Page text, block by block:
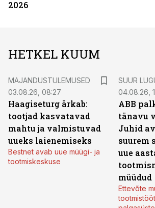
2026
HETKEL KUUM
MAJANDUSTULEMUSED
03.08.26, 08:27
Haagiseturg ärkab:
tootjad kasvatavad
mahtu ja valmistuvad
uueks laienemiseks
Bestnet avab uue müügi- ja
tootmiskeskuse
SUUR
04.08.26,
ABB
tänavu
Juhid
suurem
uue
müüdud
Ettevõte